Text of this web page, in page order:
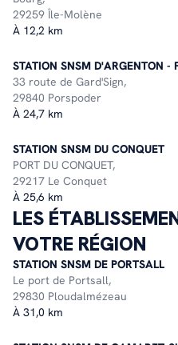
29259 Île-Molène
À 12,2 km
STATION SNSM D'ARGENTON -
33 route de Gard'Sign,
29840 Porspoder
À 24,7 km
STATION SNSM DU CONQUET
PORT DU CONQUET,
29217 Le Conquet
À 25,6 km
LES
VOTRE RÉGION
STATION SNSM DE PORTSALL
Le port de Portsall,
29830 Ploudalmézeau
À 31,0 km